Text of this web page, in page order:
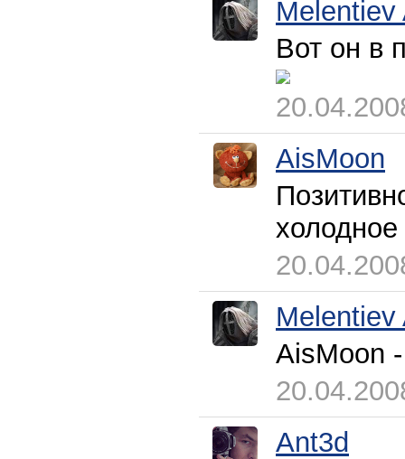
Melentiev
Вот он в
AisMoon
Melentiev
AisMoon
Ant3d